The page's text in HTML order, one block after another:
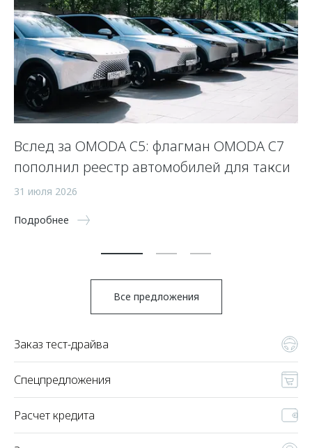
Вслед за OMODA C5: флагман OMODA C7
пополнил реестр автомобилей для такси
31 июля 2026
Подробнее
Все предложения
Заказ тест-драйва
Спецпредложения
Расчет кредита